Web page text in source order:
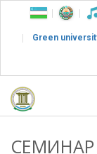
Green